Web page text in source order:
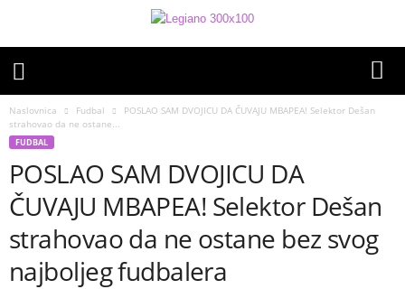
Naslovnica Fudbal
POSLAO SAM DVOJICU DA ČUVAJU MBAPEA! Selektor Dešan
strahovao da ne ostane...
FUDBAL
POSLAO SAM DVOJICU DA
ČUVAJU MBAPEA! Selektor Dešan
strahovao da ne ostane bez svog
najboljeg fudbalera